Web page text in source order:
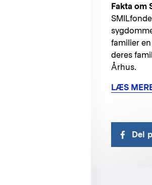
Fakta om
familier
deres
Århus.
LÆS
Del